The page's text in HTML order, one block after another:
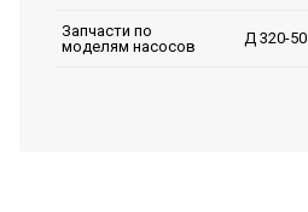
Запчасти по
моделям насосов
Д 320-50